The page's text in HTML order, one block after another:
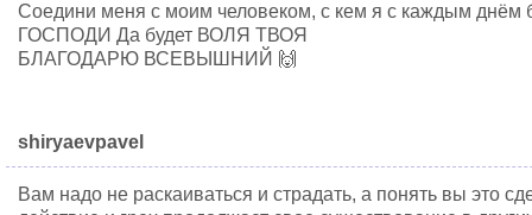
Соедини меня с моим человеком, с кем я с каждым днём
ГОСПОДИ Да будет ВОЛЯ ТВОЯ
БЛАГОДАРЮ ВСЕВЫШНИЙ 🙌
shiryaevpavel
Вам надо не раскаиваться и страдать, а понять вы это